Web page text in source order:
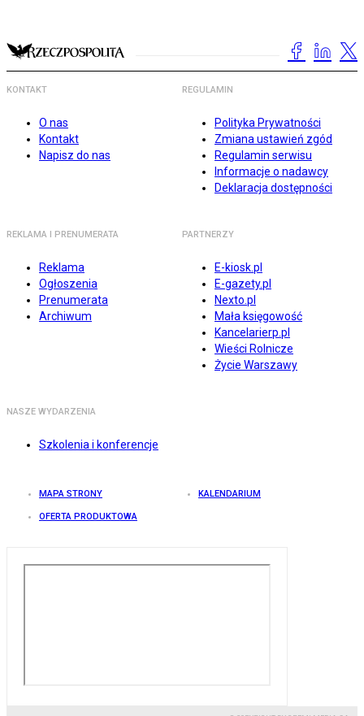
KONTAKT
O nas
Kontakt
Napisz do nas
REGULAMIN
Polityka Prywatności
Zmiana ustawień zgód
Regulamin serwisu
Informacje o nadawcy
Deklaracja dostępności
REKLAMA I PRENUMERATA
Reklama
Ogłoszenia
Prenumerata
Archiwum
PARTNERZY
E-kiosk.pl
E-gazety.pl
Nexto.pl
Mała księgowość
Kancelarierp.pl
Wieści Rolnicze
Życie Warszawy
NASZE WYDARZENIA
Szkolenia i konferencje
MAPA STRONY KALENDARIUM
OFERTA PRODUKTOWA